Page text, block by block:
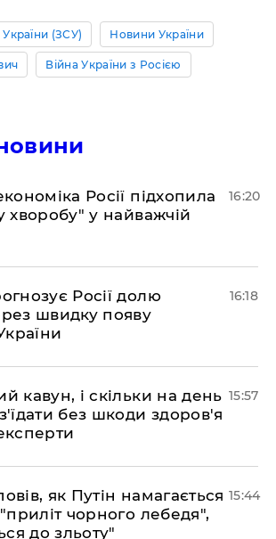
(ЗСУ) Новини України
Війна України з Росією
Росії підхопила
хворобу" у найважчій
16:20
Росії долю
швидку появу
16:18
кавун, і скільки на день
без шкоди здоров'я
15:57
як Путін намагається
чорного лебедя",
до зльоту"
15:44